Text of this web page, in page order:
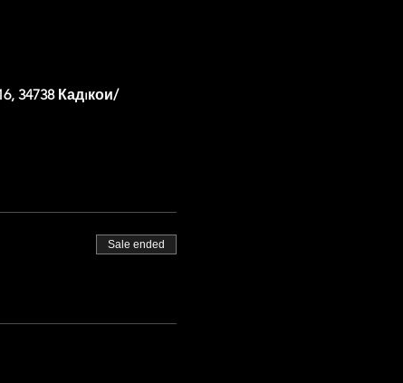
34738 Кадıкои/
Sale ended